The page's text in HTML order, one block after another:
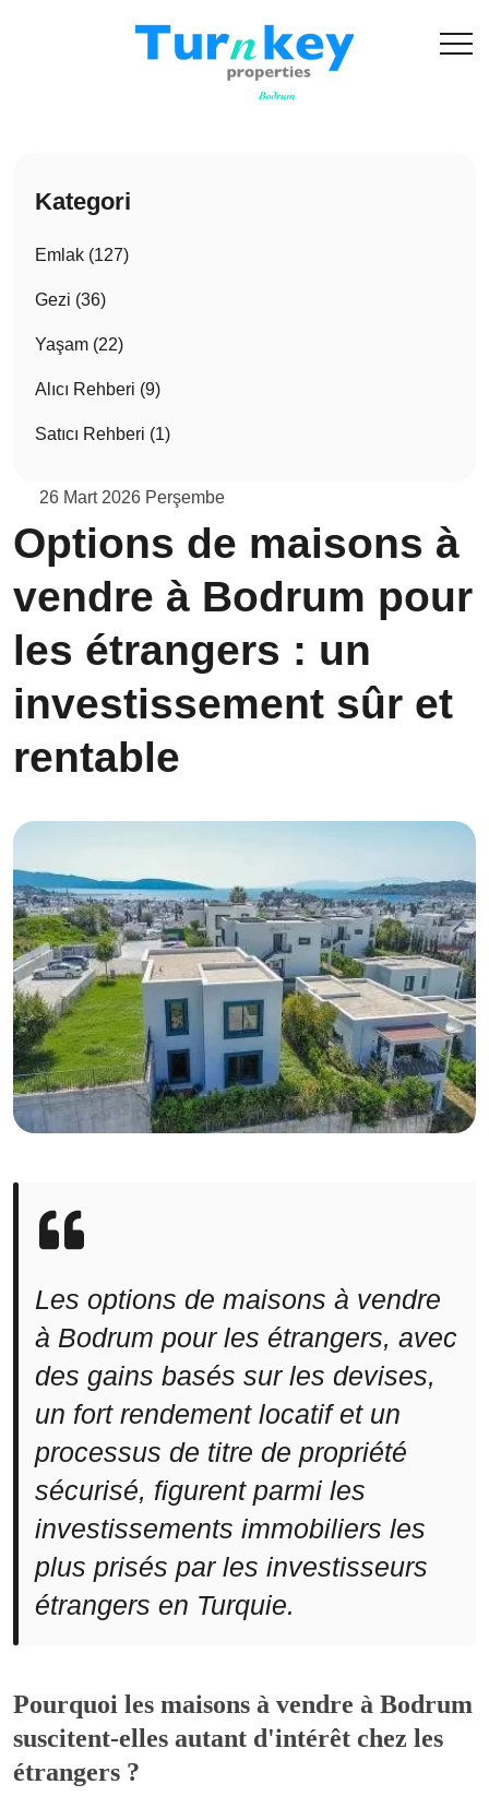
Kategori
Emlak (127)
Gezi (36)
Yaşam (22)
Alıcı Rehberi (9)
Satıcı Rehberi (1)
26 Mart 2026 Perşembe
Options de maisons à
vendre à Bodrum pour
les étrangers : un
investissement sûr et
rentable
Les options de maisons à vendre
à Bodrum pour les étrangers, avec
des gains basés sur les devises,
un fort rendement locatif et un
processus de titre de propriété
sécurisé, figurent parmi les
investissements immobiliers les
plus prisés par les investisseurs
étrangers en Turquie.
Pourquoi les maisons à vendre à Bodrum
suscitent-elles autant d'intérêt chez les
étrangers ?